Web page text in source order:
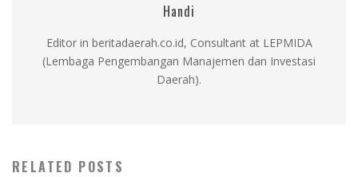
Handi
Editor in beritadaerah.co.id, Consultant at LEPMIDA
(Lembaga Pengembangan Manajemen dan Investasi
Daerah).
RELATED POSTS